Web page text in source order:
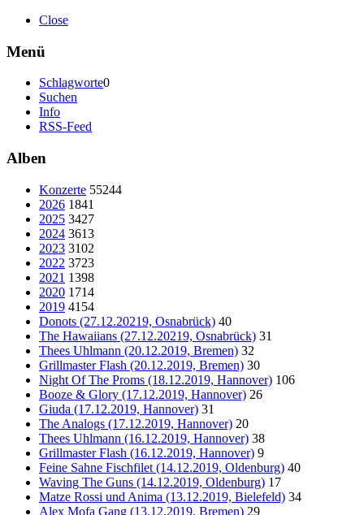
Close
Menü
Schlagworte0
Suchen
Info
RSS-Feed
Alben
Konzerte 55244
2026 1841
2025 3427
2024 3613
2023 3102
2022 3723
2021 1398
2020 1714
2019 4154
Donots (27.12.20219, Osnabrück) 40
The Hawaiians (27.12.20219, Osnabrück) 31
Thees Uhlmann (20.12.2019, Bremen) 32
Grillmaster Flash (20.12.2019, Bremen) 30
Night Of The Proms (18.12.2019, Hannover) 106
Booze & Glory (17.12.2019, Hannover) 26
Giuda (17.12.2019, Hannover) 31
The Analogs (17.12.2019, Hannover) 20
Thees Uhlmann (16.12.2019, Hannover) 38
Grillmaster Flash (16.12.2019, Hannover) 9
Feine Sahne Fischfilet (14.12.2019, Oldenburg) 40
Waving The Guns (14.12.2019, Oldenburg) 17
Matze Rossi und Anima (13.12.2019, Bielefeld) 34
Alex Mofa Gang (13.12.2019, Bremen) 29